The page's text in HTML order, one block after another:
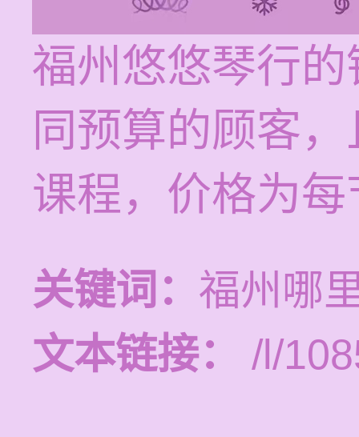
福州悠悠琴行
同预算的顾客
课程，价格为
关键词： 福州哪
文本链接：
/l/